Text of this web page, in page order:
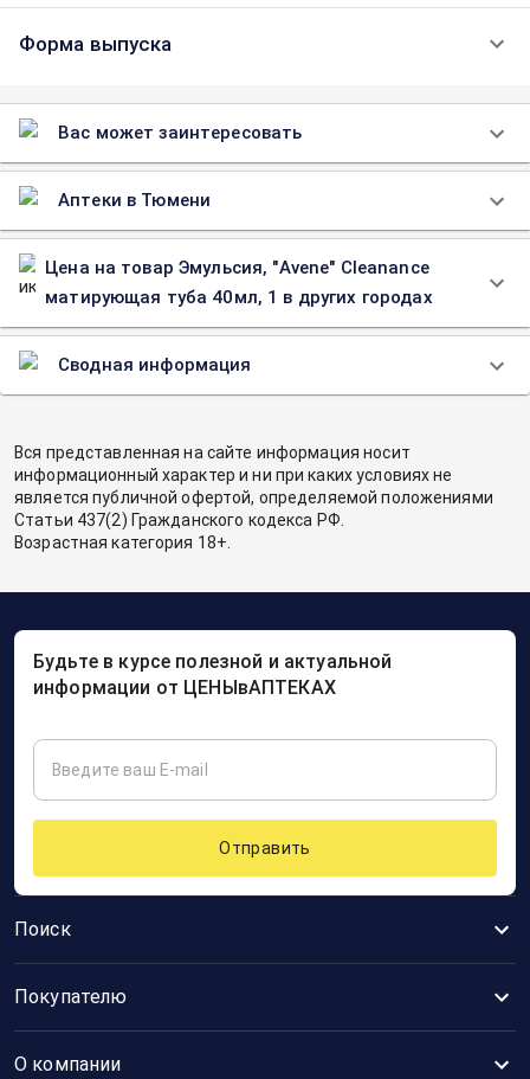
Форма выпуска
Вас может заинтересовать
Аптеки в Тюмени
Цена на товар Эмульсия, "Avene" Cleanance
матирующая туба 40мл, 1 в других городах
Сводная информация
Вся представленная на сайте информация носит
информационный характер и ни при каких условиях не
является публичной офертой, определяемой положениями
Статьи 437(2) Гражданского кодекса РФ.
Возрастная категория 18+.
Поиск
Покупателю
О компании
Будьте в курсе полезной и актуальной
информации от ЦЕНЫвАПТЕКАХ
Отправить